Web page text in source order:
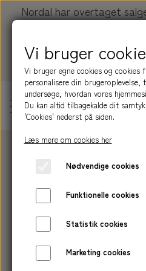
Nordal har overtaget
Køb dine produkter her:
BLIV
OM AMALIE
Vi bruger
Vi bruger egne cookies og
personalisere din
undersøge, hvordan vores
Du kan altid tilbagekalde dit
'Cookies' nederst på siden.
Læs mere om cookies her
Nødvendige cookies
Funktionelle cookies
Statistik cookies
Marketing cookies